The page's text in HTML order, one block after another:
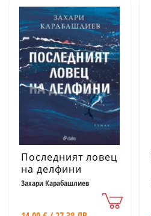
Последният ловец
на делфини
Захари Карабашлиев